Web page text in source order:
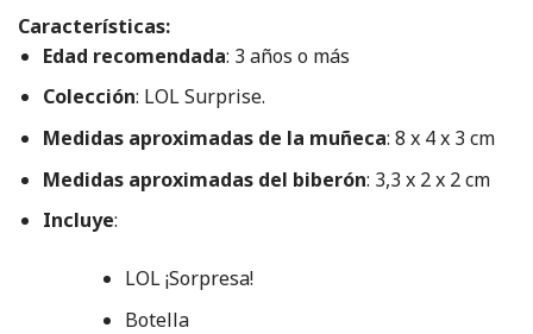
Características:
Edad recomendada: 3 años o más
Colección: LOL Surprise.
Medidas aproximadas de la muñeca: 8 x 4 x 3 cm
Medidas aproximadas del biberón: 3,3 x 2 x 2 cm
Incluye:
LOL ¡Sorpresa!
Botella